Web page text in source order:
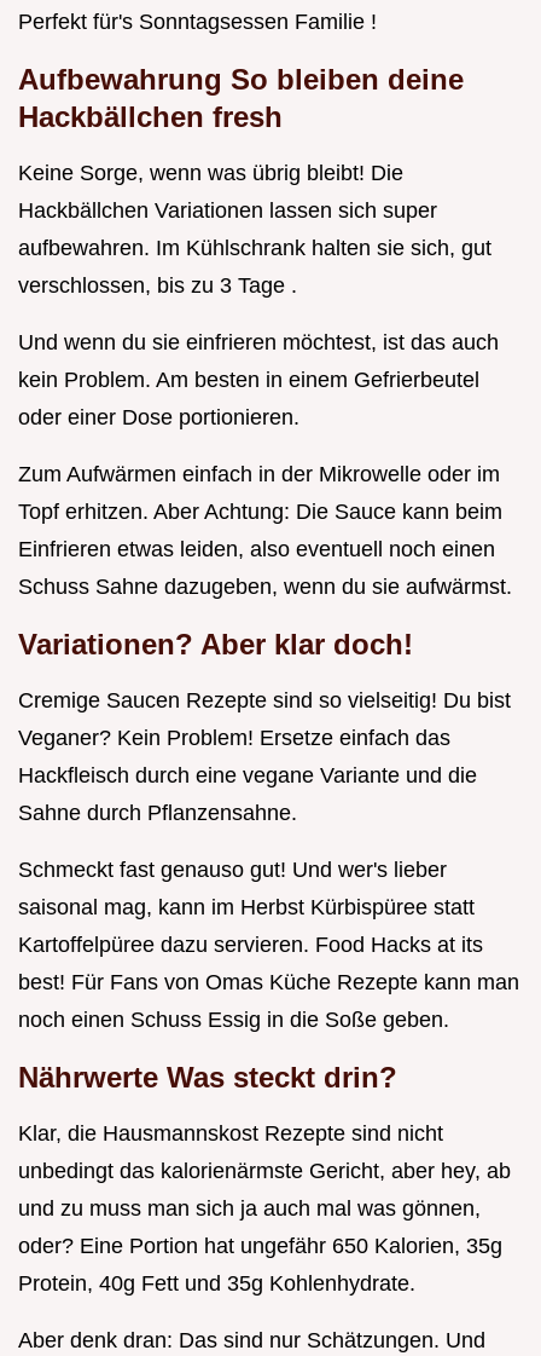
Perfekt für's Sonntagsessen Familie !
Aufbewahrung So bleiben deine
Hackbällchen fresh
Keine Sorge, wenn was übrig bleibt! Die
Hackbällchen Variationen lassen sich super
aufbewahren. Im Kühlschrank halten sie sich, gut
verschlossen, bis zu 3 Tage .
Und wenn du sie einfrieren möchtest, ist das auch
kein Problem. Am besten in einem Gefrierbeutel
oder einer Dose portionieren.
Zum Aufwärmen einfach in der Mikrowelle oder im
Topf erhitzen. Aber Achtung: Die Sauce kann beim
Einfrieren etwas leiden, also eventuell noch einen
Schuss Sahne dazugeben, wenn du sie aufwärmst.
Variationen? Aber klar doch!
Cremige Saucen Rezepte sind so vielseitig! Du bist
Veganer? Kein Problem! Ersetze einfach das
Hackfleisch durch eine vegane Variante und die
Sahne durch Pflanzensahne.
Schmeckt fast genauso gut! Und wer's lieber
saisonal mag, kann im Herbst Kürbispüree statt
Kartoffelpüree dazu servieren. Food Hacks at its
best! Für Fans von Omas Küche Rezepte kann man
noch einen Schuss Essig in die Soße geben.
Nährwerte Was steckt drin?
Klar, die Hausmannskost Rezepte sind nicht
unbedingt das kalorienärmste Gericht, aber hey, ab
und zu muss man sich ja auch mal was gönnen,
oder? Eine Portion hat ungefähr 650 Kalorien, 35g
Protein, 40g Fett und 35g Kohlenhydrate.
Aber denk dran: Das sind nur Schätzungen. Und